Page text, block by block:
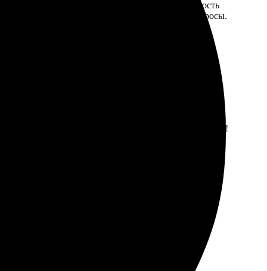
загрузил без проблем. Приятно удивила скорость
Сотрудники вежливые, отвечают на вопросы.
Работают быстро, а качество печати впечатляет!
Обязательно закажу еще!
фотопродукты.